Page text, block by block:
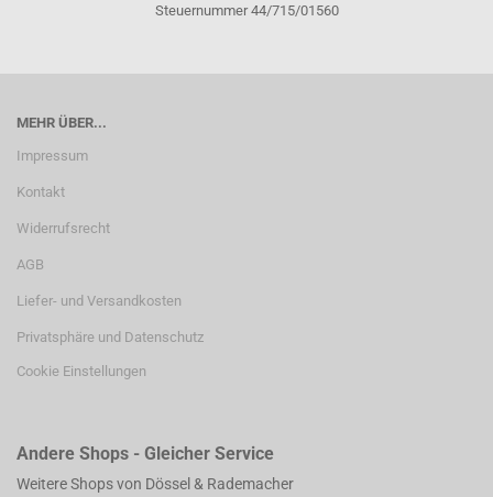
Steuernummer 44/715/01560
MEHR ÜBER...
Impressum
Kontakt
Widerrufsrecht
AGB
Liefer- und Versandkosten
Privatsphäre und Datenschutz
Cookie Einstellungen
Andere Shops - Gleicher Service
Weitere Shops von Dössel & Rademacher